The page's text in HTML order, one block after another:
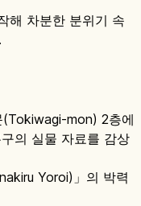
해 차분한 분위기 속
(Tokiwagi-mon) 2층에
의 실물 자료를 감상
Yoroi)」의 박력